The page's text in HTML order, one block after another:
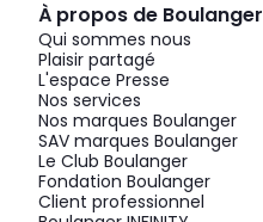
À propos de Boulanger
Qui sommes nous
Plaisir partagé
L'espace Presse
Nos services
Nos marques Boulanger
SAV marques Boulanger
Le Club Boulanger
Fondation Boulanger
Client professionnel